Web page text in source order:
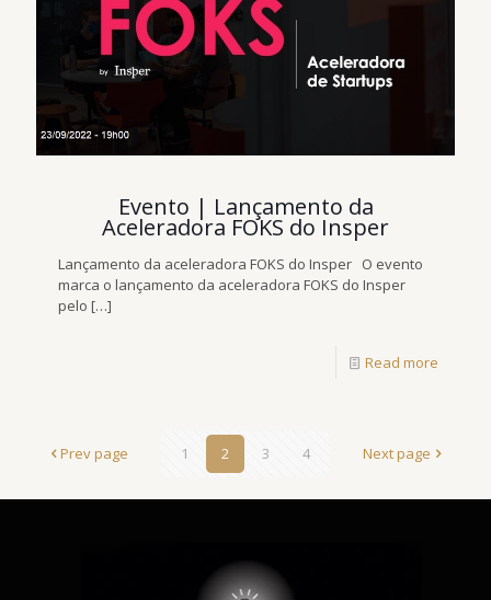
Evento | Lançamento da
Aceleradora FOKS do Insper
Lançamento da aceleradora FOKS do Insper O evento
marca o lançamento da aceleradora FOKS do Insper
pelo […]
Read more
Prev page 1 2 3 4 Next page